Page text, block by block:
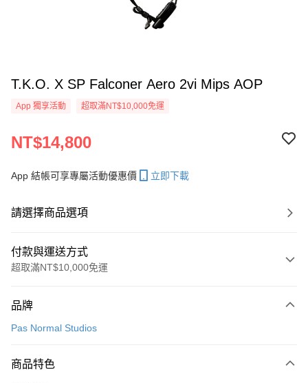
T.K.O. X SP Falconer Aero 2vi Mips AOP
App 獨享活動 超取滿NT$10,000免運
NT$14,800
App 結帳可享專屬活動優惠價 立即下載
請選擇商品選項
付款與運送方式
超取滿NT$10,000免運
信用卡一次付款
LINE Pay
品牌
Pas Normal Studios
商品特色